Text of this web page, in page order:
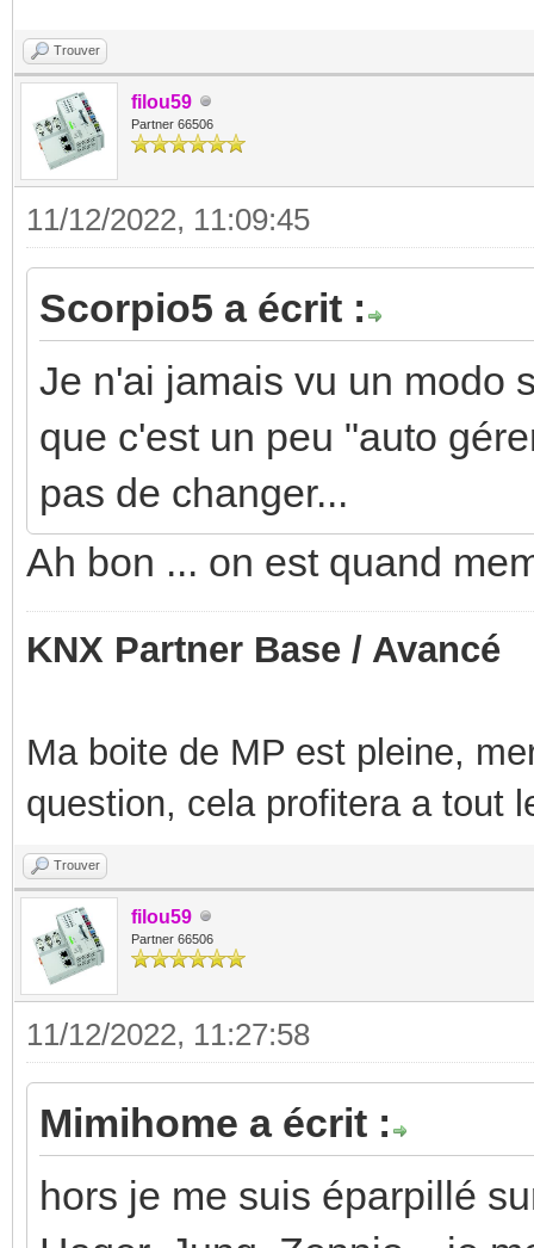
Trouver
filou59
Partner 66506
11/12/2022, 11:09:45
Scorpio5 a écrit :
Je n'ai jamais vu un modo
que c'est un peu "auto
pas de changer...
Ah bon ... on est quand
KNX Partner Base / Avancé
Ma boite de MP est pleine,
question, cela profitera a tout
Trouver
filou59
Partner 66506
11/12/2022, 11:27:58
Mimihome a écrit :
hors je me suis éparpillé